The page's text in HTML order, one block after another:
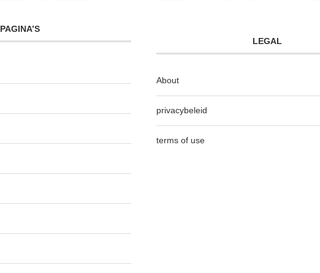
PAGINA’S
LEGAL
About
privacybeleid
terms of use